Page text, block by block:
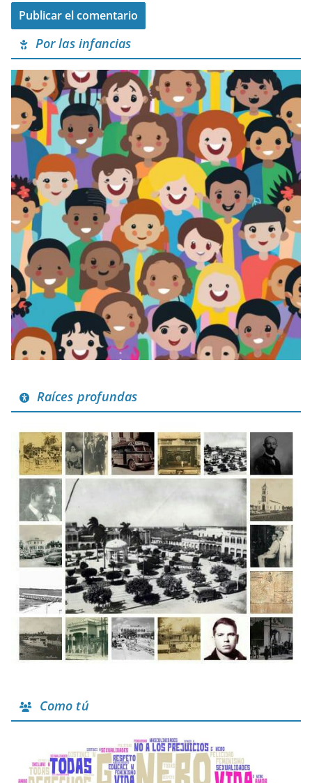
Por las infancias
Raíces profundas
Como tú